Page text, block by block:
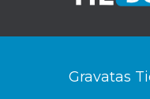
Gravatas